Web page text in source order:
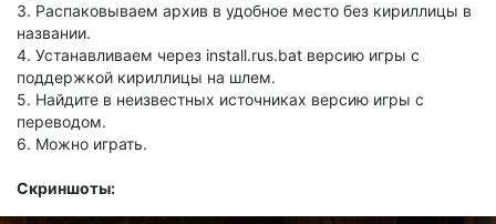
3. Распаковываем архив в удобное место без кириллицы в
названии.
4. Устанавливаем через install.rus.bat версию игры с
поддержкой кириллицы на шлем.
5. Найдите в неизвестных источниках версию игры с
переводом.
6. Можно играть.
Скриншоты: